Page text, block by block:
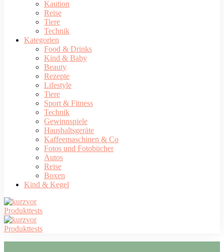
Kaution
Reise
Tiere
Technik
Kategorien
Food & Drinks
Kind & Baby
Beauty
Rezepte
Lifestyle
Tiere
Sport & Fitness
Technik
Gewinnspiele
Haushaltsgeräte
Kaffeemaschinen & Co
Fotos und Fotobücher
Autos
Reise
Boxen
Kind & Kegel